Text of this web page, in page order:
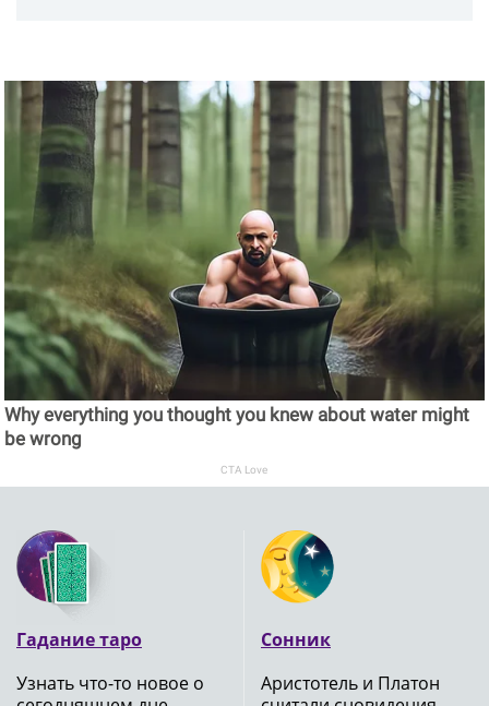
Why everything you thought you knew about water might
be wrong
CTA Love
Гадание таро
Узнать что-то новое о
Сонник
Аристотель и Платон